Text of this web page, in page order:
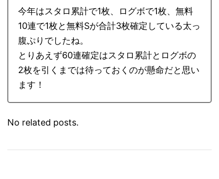
今年はスタロ累計で1枚、ログボで1枚、無料
10連で1枚と無料Sが合計3枚確定している太っ
腹ぷりでしたね。
とりあえず60連確定はスタロ累計とログボの
2枚を引くまでは待っておくのが懸命だと思い
ます！
No related posts.